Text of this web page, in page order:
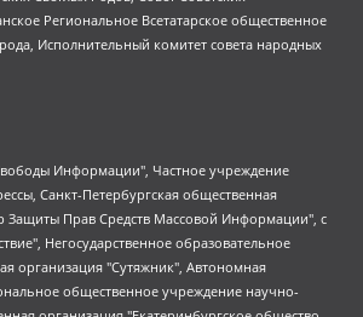
Региональное Всетатарское общественное
Исполнительный комитет совета народных
Фейгин Марк Захарович, Филимонов Андрей Викторович, Дзугкоева Регина Николаевна, Доброхотов Роман Александрович, Дудь Юрий Александрович, Елкин Сергей Владимирович, Кругликов Кирилл Игоревич, Сабунаева Мария Леонидовна, Семенов Алексей Владимирович, Шаинян Карен Багратович, Шульман Екатерина Михайловна, Асафьев Артур Валерьевич, Вахштайн Виктор Семенович, Венедиктов Алексей Алексеевич, Лушникова Екатерина Евгеньевна, Волков Леонид Михайлович, Невзоров Александр Глебович, Пархоменко Сергей Борисович, Сироткин Ярослав Николаевич, Кара-Мурза Владимир Владимирович, Баранова Наталья Владимировна, Гозман Леонид Яковлевич, Кагарлицкий Борис Юльевич, Климарев Михаил Валерьевич, Милов Владимир Станиславович, Автономная некоммерческая организация Краснодарский центр современного искусства "Типография", Моргенштерн Алишер Тагирович, Соболь Любовь Эдуардовна, Общество с ограниченной ответственностью "ЛИЗА НОРМ", Каспаров Гарри Кимович, Ходорковский Михаил Борисович, Общество с ограниченной ответственностью "Апрельские тезисы", Данилович Ирина Брониславовна, Кашин Олег Владимирович, Петров Николай Владимирович, Пивоваров Алексей Владимирович, Соколов Михаил Владимирович, Цветкова Юлия Владимировна, Чичваркин Евгений Александрович, Комитет против пыток/Команда против пыток, Общество с ограниченной ответственностью "Первый научный", Общество с ограниченной ответственностью "Вертолет и ко", Белоцерковская Вероника Борисовна, Кац Максим Евгеньевич, Лазарева Татьяна Юрьевна, Шаведдинов Руслан Табризович, Яшин Илья Валерьевич, Общество с ограниченной ответственностью "Иноагент ААВ", Алешковский Дмитрий Петрович, Альбац Евгения Марковна, Быков Дмитрий Львович, Галямина Юлия Евгеньевна, Лойко Сергей Леонидович, Мартынов Кирилл Константинович, Медведев Сергей Александрович, Крашенинников Федор Геннадиевич, Гордеева Катерина Вл